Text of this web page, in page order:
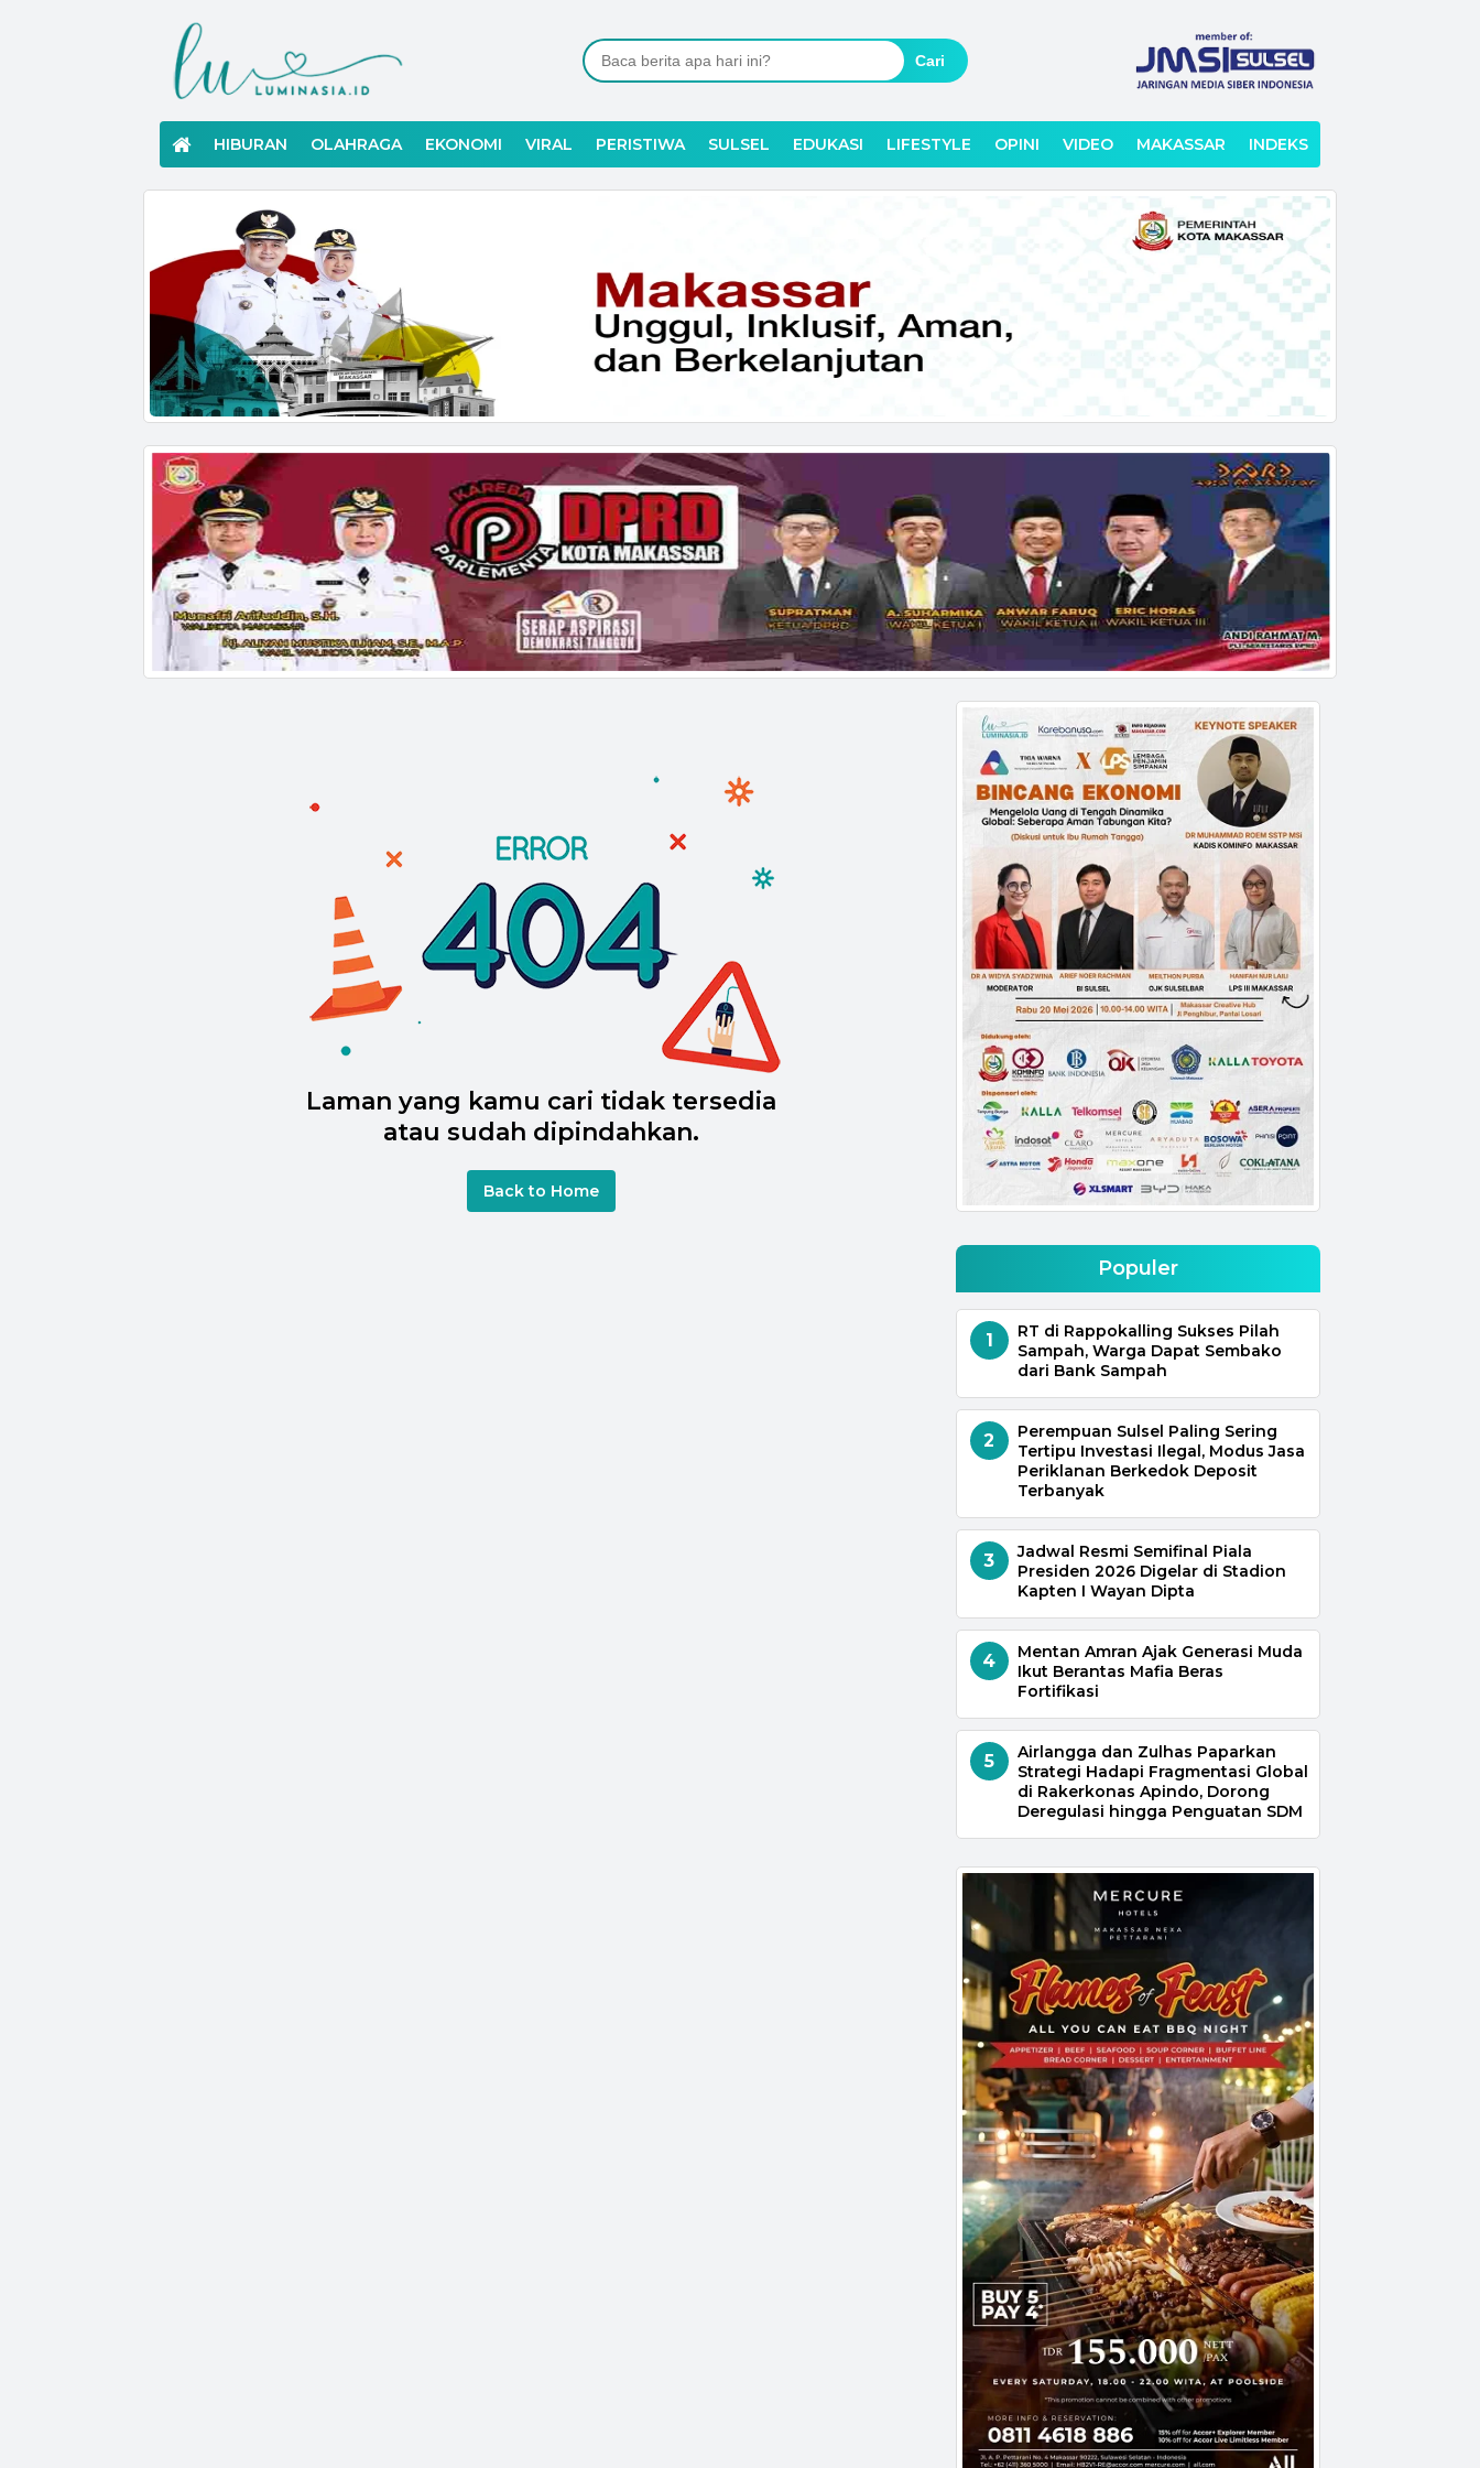
Cari
HIBURAN OLAHRAGA EKONOMI VIRAL PERISTIWA SULSEL EDUKASI LIFESTYLE OPINI VIDEO MAKASSAR INDEKS
Laman yang kamu cari tidak tersedia
atau sudah dipindahkan.
Back to Home
Populer
1
RT di Rappokalling Sukses Pilah
Sampah, Warga Dapat Sembako
dari Bank Sampah
2
Perempuan Sulsel Paling Sering
Tertipu Investasi Ilegal, Modus Jasa
Periklanan Berkedok Deposit
Terbanyak
3
Jadwal Resmi Semifinal Piala
Presiden 2026 Digelar di Stadion
Kapten I Wayan Dipta
4
Mentan Amran Ajak Generasi Muda
Ikut Berantas Mafia Beras
Fortifikasi
5
Airlangga dan Zulhas Paparkan
Strategi Hadapi Fragmentasi Global
di Rakerkonas Apindo, Dorong
Deregulasi hingga Penguatan SDM